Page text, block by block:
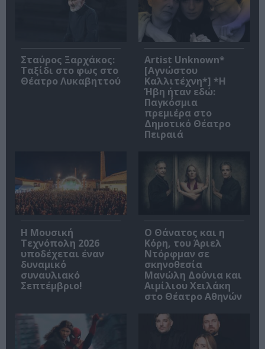
Σταύρος Ξαρχάκος:
Ταξίδι στο φως στο
Θέατρο Λυκαβηττού
Artist Unknown*
[Αγνώστου
Καλλιτέχνη*] *Η
Ήβη ήταν εδώ:
Παγκόσμια
πρεμιέρα στο
Δημοτικό Θέατρο
Πειραιά
Η Μουσική
Τεχνόπολη 2026
υποδέχεται έναν
δυναμικό
συναυλιακό
Σεπτέμβριο!
Ο Θάνατος και η
Κόρη, του Άριελ
Ντόρφμαν σε
σκηνοθεσία
Μανώλη Δούνια και
Αιμίλιου Χειλάκη
στο Θέατρο Αθηνών